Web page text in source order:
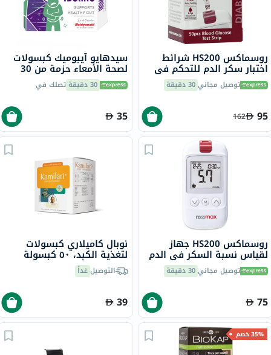
روسماكس HS200 شرائط
اختبار سكر الدم للتحكم في
مرض السكري حزمة من 50
توصيل مجاني30 دقيقة
95
162
سيدهايو آيبوميك كبسولات
لصحة الأمعاء حزمة من 30
30 دقيقة تصلك في
35
روسماكس HS200 جهاز
لقياس نسبة السكر في الدم
مع شرائط للتحكم في مرض
السكريتوصيل مجاني30 دقيقة
75
نوبال كاميلاري كبسولات
لتغذية الكبد، ٥٠ كبسولة
التوصيلغداً
39
35% خصم